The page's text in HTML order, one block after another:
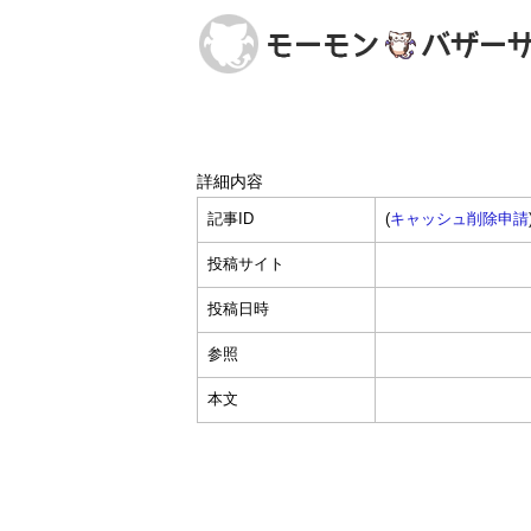
詳細内容
記事ID (キャッシュ削除申請
投稿サイト
投稿日時
参照
本文